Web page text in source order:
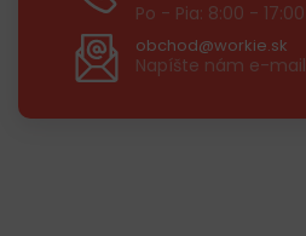
Po - Pia: 8:00 - 17:00
obchod@workie.sk
Napíšte nám e-mail